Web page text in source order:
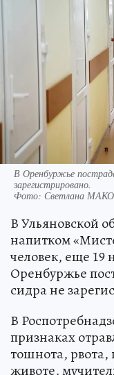
В Оренбуржье
зарегистрировано.
Фото: Светлана
В Ульяновской
напитком
человек, еще 19
Оренбуржье
сидра не
В
признаках
тошнота, рвота,
животе,